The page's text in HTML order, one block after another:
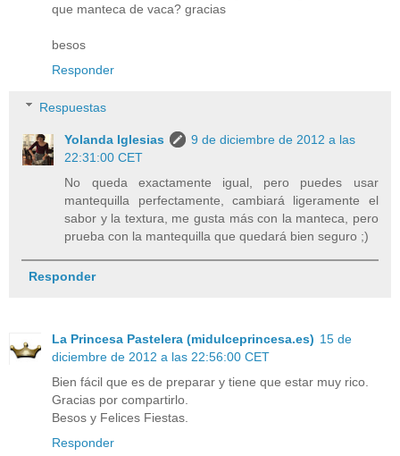
que manteca de vaca? gracias
besos
Responder
Respuestas
Yolanda Iglesias
9 de diciembre de 2012 a las
22:31:00 CET
No queda exactamente igual, pero puedes usar
mantequilla perfectamente, cambiará ligeramente el
sabor y la textura, me gusta más con la manteca, pero
prueba con la mantequilla que quedará bien seguro ;)
Responder
La Princesa Pastelera (midulceprincesa.es) 15 de
diciembre de 2012 a las 22:56:00 CET
Bien fácil que es de preparar y tiene que estar muy rico.
Gracias por compartirlo.
Besos y Felices Fiestas.
Responder